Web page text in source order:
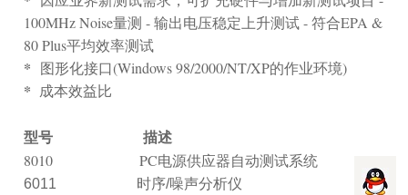
100MHz Noise量测 - 输出电压稳定上升测试 - 符合EPA &
80 Plus平均效率测试
* 图形化接口(Windows 98/2000/NT/XP的作业环境)
* 成本效益比
型号 描述
8010 PC电源供应器自动测试系统
6011 时序/噪声分析仪